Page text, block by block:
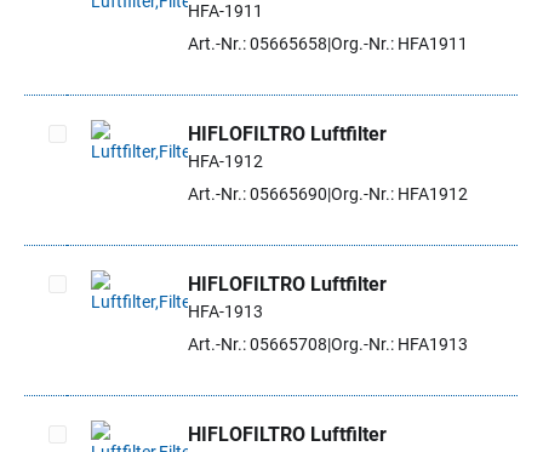
Artikel auswählen
HFA-1911
Art.-Nr.: 05665658 Org.-Nr.: HFA1911
Artikel auswählen
HIFLOFILTRO Luftfilter
HFA-1912
Art.-Nr.: 05665690 Org.-Nr.: HFA1912
Artikel auswählen
HIFLOFILTRO Luftfilter
HFA-1913
Art.-Nr.: 05665708 Org.-Nr.: HFA1913
HIFLOFILTRO Luftfilter